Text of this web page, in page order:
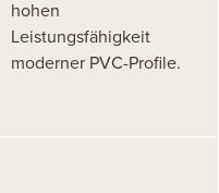
hohen
Leistungsfähigkeit
moderner PVC-Profile.